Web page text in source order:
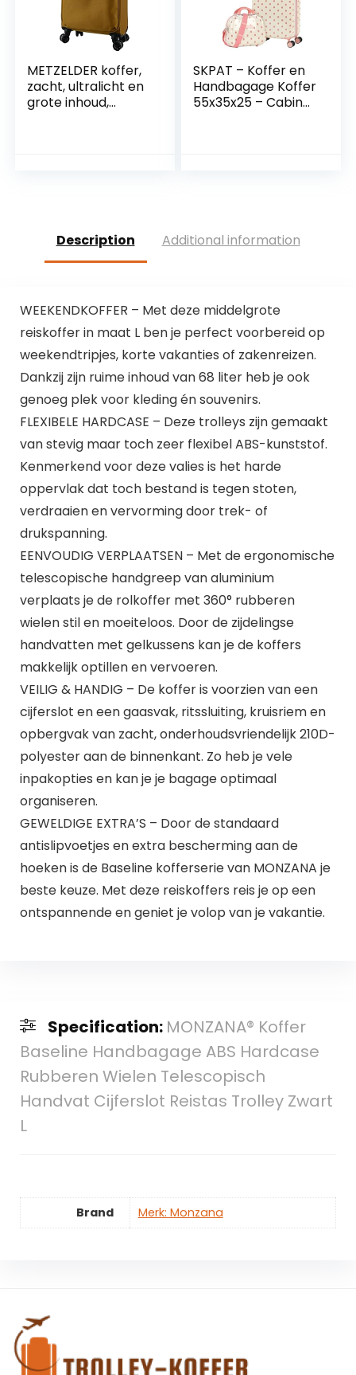
METZELDER koffer,
zacht, ultralicht en
grote inhoud,
SKPAT – Koffer en
Handbagage Koffer
55x35x25 – Cabin
Description Additional information
WEEKENDKOFFER – Met deze middelgrote
reiskoffer in maat L ben je perfect voorbereid op
weekendtripjes, korte vakanties of zakenreizen.
Dankzij zijn ruime inhoud van 68 liter heb je ook
genoeg plek voor kleding én souvenirs.
FLEXIBELE HARDCASE – Deze trolleys zijn gemaakt
van stevig maar toch zeer flexibel ABS-kunststof.
Kenmerkend voor deze valies is het harde
oppervlak dat toch bestand is tegen stoten,
verdraaien en vervorming door trek- of
drukspanning.
EENVOUDIG VERPLAATSEN – Met de ergonomische
telescopische handgreep van aluminium
verplaats je de rolkoffer met 360° rubberen
wielen stil en moeiteloos. Door de zijdelingse
handvatten met gelkussens kan je de koffers
makkelijk optillen en vervoeren.
VEILIG & HANDIG – De koffer is voorzien van een
cijferslot en een gaasvak, ritssluiting, kruisriem en
opbergvak van zacht, onderhoudsvriendelijk 210D-
polyester aan de binnenkant. Zo heb je vele
inpakopties en kan je je bagage optimaal
organiseren.
GEWELDIGE EXTRA’S – Door de standaard
antislipvoetjes en extra bescherming aan de
hoeken is de Baseline kofferserie van MONZANA je
beste keuze. Met deze reiskoffers reis je op een
ontspannende en geniet je volop van je vakantie.
Specification: MONZANA® Koffer
Baseline Handbagage ABS Hardcase
Rubberen Wielen Telescopisch
Handvat Cijferslot Reistas Trolley Zwart
L
Brand Merk: Monzana